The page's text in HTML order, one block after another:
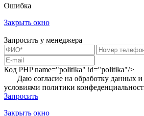
Ошибка
Закрыть окно
Запросить у менеджера
Код PHPname="politika" id="politika"/>
Даю согласие на обработку данных
условиями политики
Запросить
Закрыть окно